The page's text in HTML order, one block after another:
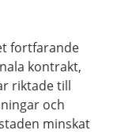
fortfarande
kontrakt,
riktade till
och
minskat